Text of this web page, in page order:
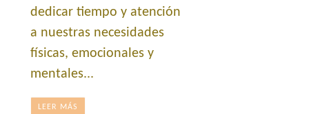
dedicar tiempo y atención
a nuestras necesidades
físicas, emocionales y
mentales...
LEER MÁS